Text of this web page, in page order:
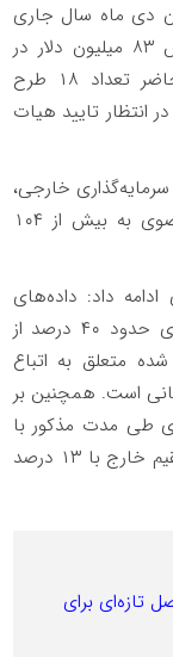
دی ماه سال جاری
به ارزش ۸۳ میلیون دلار در
استان صادر شده است. همچنین در حال حاضر تعداد ۱۸ طرح
۲۱.۴ میلیون دلار در انتظار تایید هیات
خارجی،
میزان سرمایه‌گذاری خارجی مصوب خراسان رضوی به بیش از ۱۰۴
داد: داده‌های
جزئی‌تر نشان می‌دهد طی ۱۰ماهه سال جاری حدود ۴۰ درصد از
متعلق به اتباع
پاکستانی است. همچنین بر
طی مدت مذکور با
۳۸ درصد مربوط به اماراتی‌ها بوده و ایرانیان مقیم خارج با ۱۳ درصد
تازه‌ای برای